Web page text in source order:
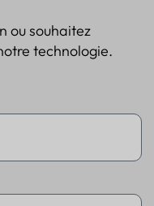
ou souhaitez
technologie.